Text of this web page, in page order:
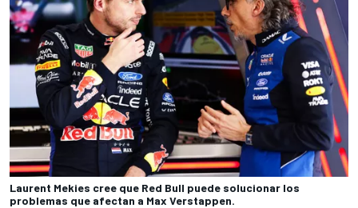
Laurent Mekies cree que Red Bull puede solucionar los
problemas que afectan a Max Verstappen.